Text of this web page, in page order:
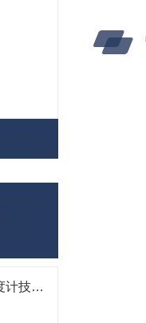
UV-7502紫外可见分光光度计技术解析